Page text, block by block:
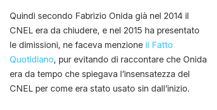
Quindi secondo Fabrizio Onida già nel 2014 il
CNEL era da chiudere, e nel 2015 ha presentato
le dimissioni, ne faceva menzione il Fatto
Quotidiano, pur evitando di raccontare che Onida
era da tempo che spiegava l’insensatezza del
CNEL per come era stato usato sin dall’inizio.